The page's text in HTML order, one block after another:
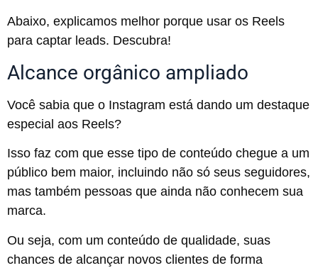
Abaixo, explicamos melhor porque usar os Reels
para captar leads. Descubra!
Alcance orgânico ampliado
Você sabia que o Instagram está dando um destaque
especial aos Reels?
Isso faz com que esse tipo de conteúdo chegue a um
público bem maior, incluindo não só seus seguidores,
mas também pessoas que ainda não conhecem sua
marca.
Ou seja, com um conteúdo de qualidade, suas
chances de alcançar novos clientes de forma